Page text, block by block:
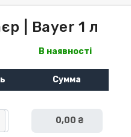
| Bayer 1 л
В наявності
Сумма
0,00 ₴